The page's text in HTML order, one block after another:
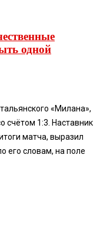
одной
«Милана»,
счётом 1:3. Наставник
матча, выразил
его словам, на поле